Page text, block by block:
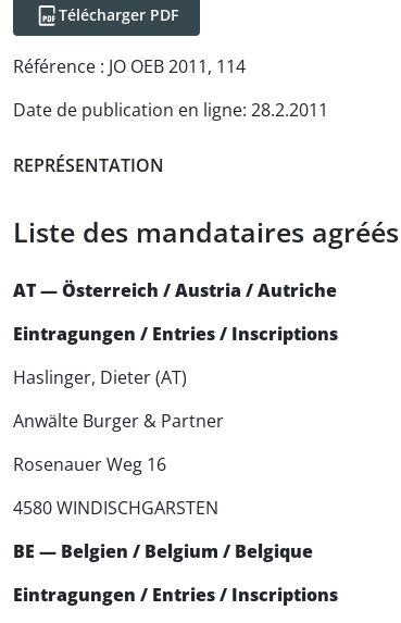
Télécharger PDF
Référence : JO OEB 2011, 114
Date de publication en ligne: 28.2.2011
REPRÉSENTATION
Liste des mandataires
AT — Österreich / Austria / Autriche
Eintragungen / Entries / Inscriptions
Haslinger, Dieter (AT)
Anwälte Burger & Partner
Rosenauer Weg 16
4580 WINDISCHGARSTEN
BE — Belgien / Belgium / Belgique
Eintragungen / Entries / Inscriptions